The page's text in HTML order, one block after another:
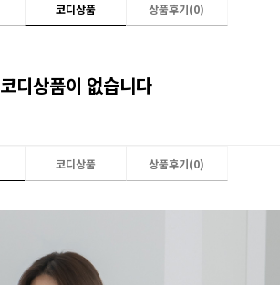
코디상품 상품후기(0)
코디상품이 없습니다
코디상품 상품후기(0)